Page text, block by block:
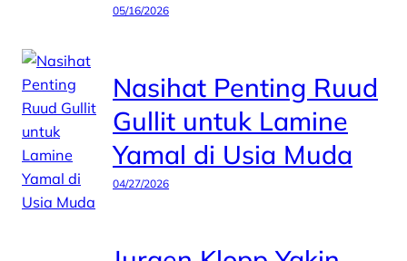
05/16/2026
Nasihat Penting Ruud
Gullit untuk Lamine
Yamal di Usia Muda
04/27/2026